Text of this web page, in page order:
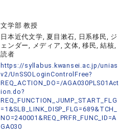
文学部 教授
日本近代文学, 夏目漱石, 日系移民, ジ
ェンダー, メディア, 文体, 移民, 結核,
読者
https://syllabus.kwansei.ac.jp/unias
v2/UnSSOLoginControlFree?
REQ_ACTION_DO=/AGA030PLS01Act
ion.do?
REQ_FUNCTION_JUMP_START_FLG
=1&SLB_LINK_DISP_FLG=689&TCH_
NO=240001&REQ_PRFR_FUNC_ID=A
GA030